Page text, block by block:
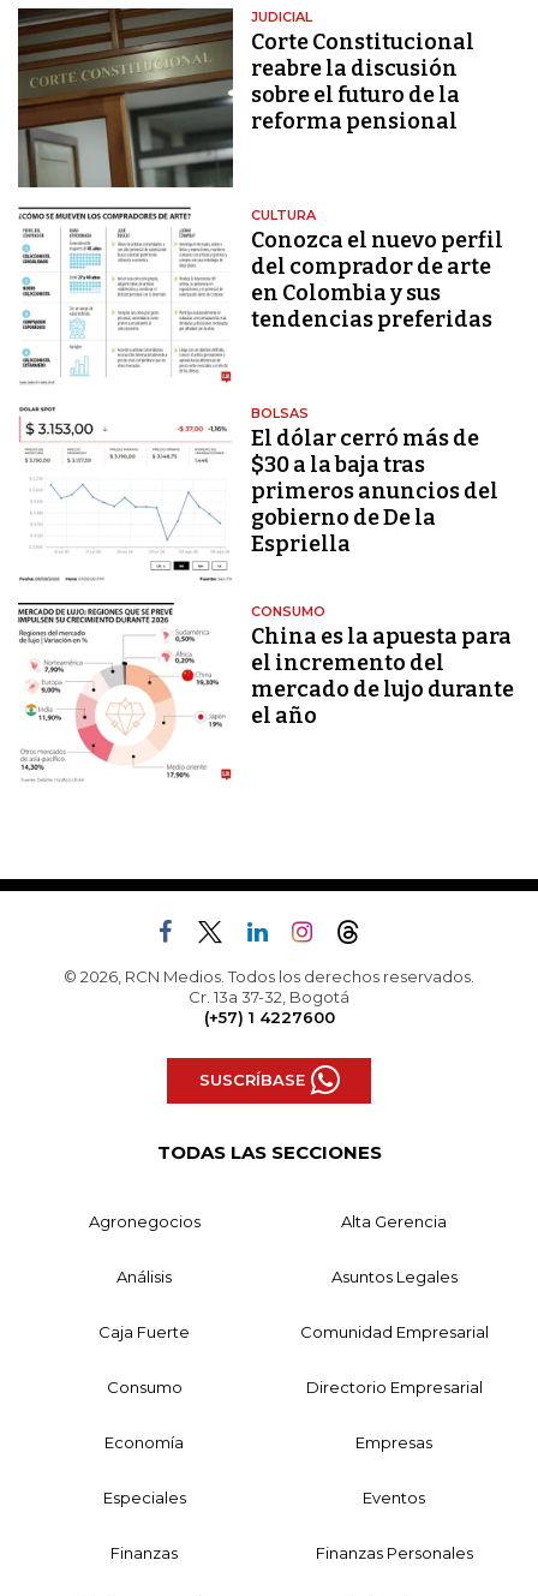
JUDICIAL
Corte Constitucional
reabre la discusión
sobre el futuro de la
reforma pensional
CULTURA
Conozca el nuevo perfil
del comprador de arte
en Colombia y sus
tendencias preferidas
BOLSAS
El dólar cerró más de
$30 a la baja tras
primeros anuncios del
gobierno de De la
Espriella
CONSUMO
China es la apuesta para
el incremento del
mercado de lujo durante
el año
© 2026, RCN Medios. Todos los derechos reservados.
Cr. 13a 37-32, Bogotá
(+57) 1 4227600
SUSCRÍBASE
TODAS LAS SECCIONES
Agronegocios Alta Gerencia
Análisis Asuntos Legales
Caja Fuerte Comunidad Empresarial
Consumo Directorio Empresarial
Economía Empresas
Especiales Eventos
Finanzas Finanzas Personales